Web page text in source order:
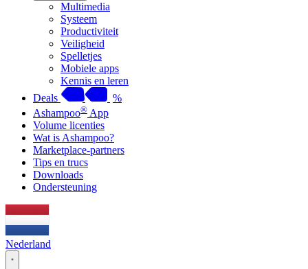
Multimedia
Systeem
Productiviteit
Veiligheid
Spelletjes
Mobiele apps
Kennis en leren
Deals
%
Ashampoo® App
Volume licenties
Wat is Ashampoo?
Marketplace-partners
Tips en trucs
Downloads
Ondersteuning
Nederland